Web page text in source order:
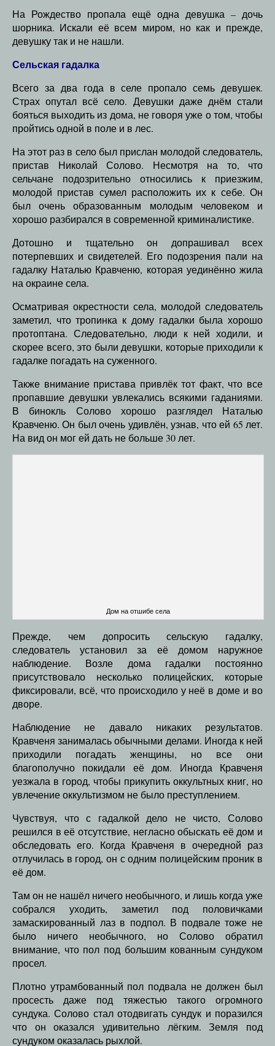
На Рождество пропала ещё одна девушка – дочь
шорника. Искали её всем миром, но как и прежде,
девушку так и не нашли.
Сельская гадалка
Всего за два года в селе пропало семь девушек.
Страх опутал всё село. Девушки даже днём стали
бояться выходить из дома, не говоря уже о том, чтобы
пройтись одной в поле и в лес.
На этот раз в село был прислан молодой следователь,
пристав Николай Солово. Несмотря на то, что
сельчане подозрительно относились к приезжим,
молодой пристав сумел расположить их к себе. Он
был очень образованным молодым человеком и
хорошо разбирался в современной криминалистике.
Дотошно и тщательно он допрашивал всех
потерпевших и свидетелей. Его подозрения пали на
гадалку Наталью Кравченю, которая уединённо жила
на окраине села.
Осматривая окрестности села, молодой следователь
заметил, что тропинка к дому гадалки была хорошо
протоптана. Следовательно, люди к ней ходили, и
скорее всего, это были девушки, которые приходили к
гадалке погадать на суженного.
Также внимание пристава привлёк тот факт, что все
пропавшие девушки увлекались всякими гаданиями.
В бинокль Солово хорошо разглядел Наталью
Кравченю. Он был очень удивлён, узнав, что ей 65 лет.
На вид он мог ей дать не больше 30 лет.
Дом на отшибе села
Прежде, чем допросить сельскую гадалку,
следователь установил за её домом наружное
наблюдение. Возле дома гадалки постоянно
присутствовало несколько полицейских, которые
фиксировали, всё, что происходило у неё в доме и во
дворе.
Наблюдение не давало никаких результатов.
Кравченя занималась обычными делами. Иногда к ней
приходили погадать женщины, но все они
благополучно покидали её дом. Иногда Кравченя
уезжала в город, чтобы прикупить оккультных книг, но
увлечение оккультизмом не было преступлением.
Чувствуя, что с гадалкой дело не чисто, Солово
решился в её отсутствие, негласно обыскать её дом и
обследовать его. Когда Кравченя в очередной раз
отлучилась в город, он с одним полицейским проник в
её дом.
Там он не нашёл ничего необычного, и лишь когда уже
собрался уходить, заметил под половичками
замаскированный лаз в подпол. В подвале тоже не
было ничего необычного, но Солово обратил
внимание, что пол под большим кованным сундуком
просел.
Плотно утрамбованный пол подвала не должен был
просесть даже под тяжестью такого огромного
сундука. Солово стал отодвигать сундук и поразился
что он оказался удивительно лёгким. Земля под
сундуком оказалась рыхлой.